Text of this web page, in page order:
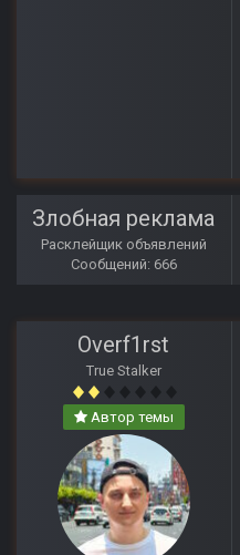
Злобная реклама
Расклейщик объявлений
Сообщений: 666
Overf1rst
True Stalker
Автор темы